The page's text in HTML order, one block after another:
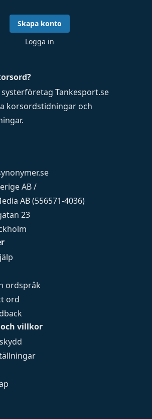
ordspråk
ord
villkor
systerföretag Tankesport.se
korsordstidningar och
.
AB /
AB (556571-4036)
23
Skapa konto
Logga in